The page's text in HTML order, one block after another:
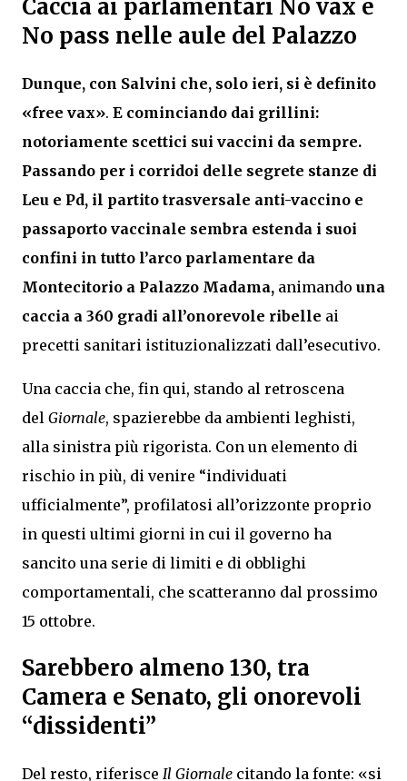
Caccia ai parlamentari No vax e
No pass nelle aule del Palazzo
Dunque, con Salvini che, solo ieri, si è definito
«free vax». E cominciando dai grillini:
notoriamente scettici sui vaccini da sempre.
Passando per i corridoi delle segrete stanze di
Leu e Pd, il partito trasversale anti-vaccino e
passaporto vaccinale sembra estenda i suoi
confini in tutto l’arco parlamentare da
Montecitorio a Palazzo Madama, animando una
caccia a 360 gradi all’onorevole ribelle ai
precetti sanitari istituzionalizzati dall’esecutivo.
Una caccia che, fin qui, stando al retroscena
del Giornale, spazierebbe da ambienti leghisti,
alla sinistra più rigorista. Con un elemento di
rischio in più, di venire “individuati
ufficialmente”, profilatosi all’orizzonte proprio
in questi ultimi giorni in cui il governo ha
sancito una serie di limiti e di obblighi
comportamentali, che scatteranno dal prossimo
15 ottobre.
Sarebbero almeno 130, tra
Camera e Senato, gli onorevoli
“dissidenti”
Del resto, riferisce Il Giornale citando la fonte: «si